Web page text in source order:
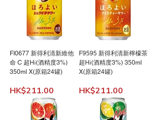
FI0677 新得利清新維他
命 C 超Hi(酒精度3%)
350ml X(原箱24罐)
價格
HK$211.00
F9595 新得利清新檸檬茶
超Hi(酒精度3%) 350ml
X(原箱24罐)
價格
HK$211.00